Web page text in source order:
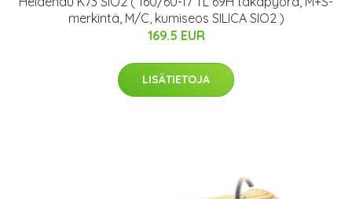
merkintä, M/C, kumiseos SILICA SIO2 )
169.5 EUR
LISÄTIETOJA